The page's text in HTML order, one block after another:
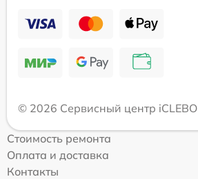
© 2026 Сервисный центр iCLEBO
Стоимость ремонта
Оплата и доставка
Контакты